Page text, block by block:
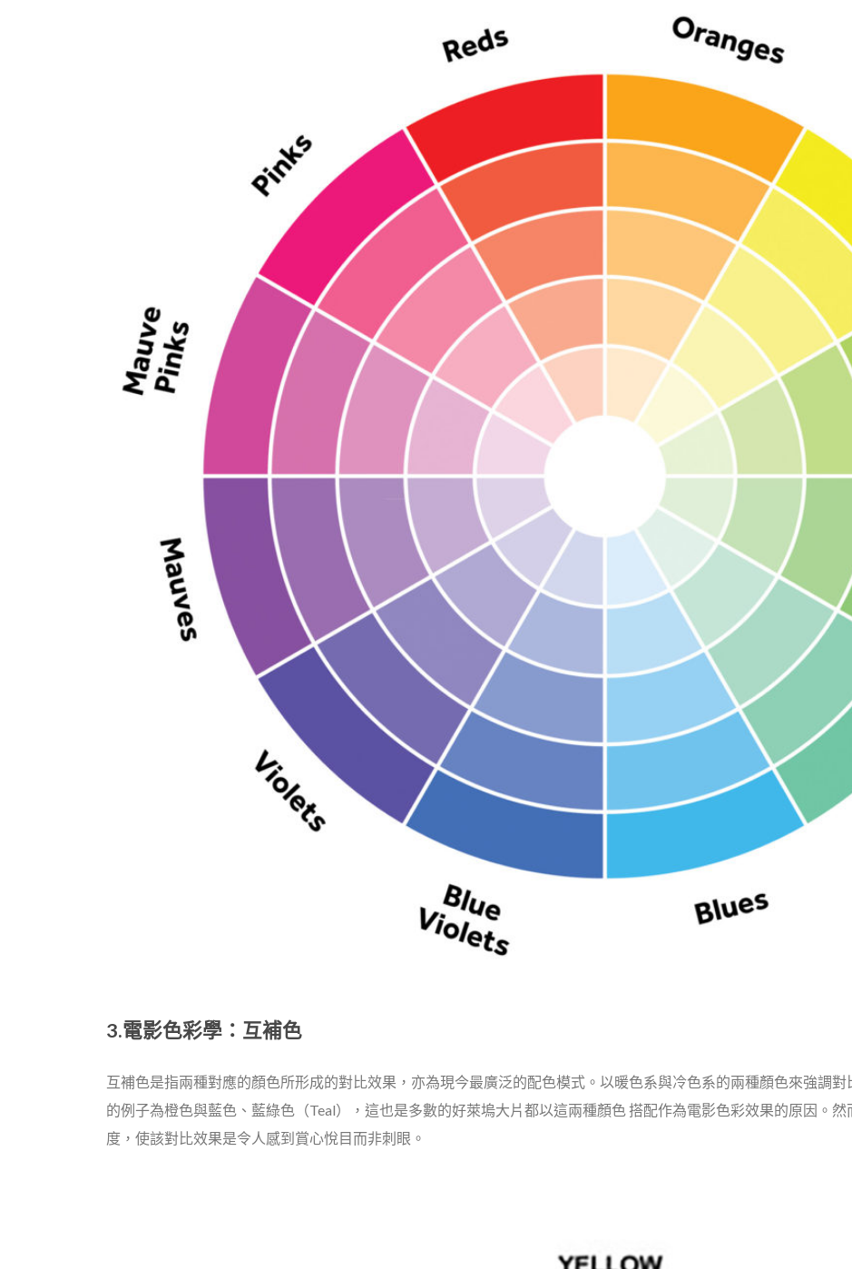
3.電影色彩學 ： 互補色
互補色是指兩種對應的顏色所形成的對比效果，亦為現今最廣泛的配色模式。以暖色系與冷色系的兩種顏色來強調
的例子為橙色與藍色、藍綠色（Teal），這也是多數的好萊塢大片都以這兩種顏色 搭配作為電影色彩效果的原因。
度，使該對比效果是令人感到賞心悅目而非刺眼。